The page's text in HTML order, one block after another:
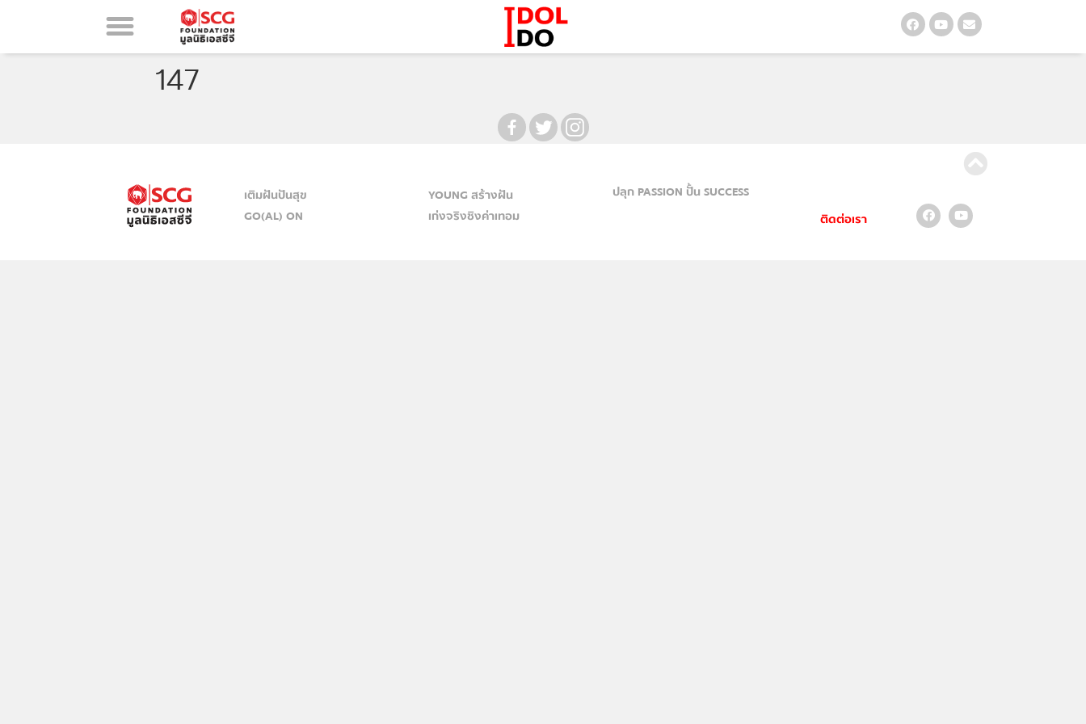
147
เติมฝันปันสุข
GO(AL) ON
YOUNG สร้างฝัน
เก่งจริงชิงค่าเทอม
ปลุก PASSION ปั้น SUCCESS
ติดต่อเรา